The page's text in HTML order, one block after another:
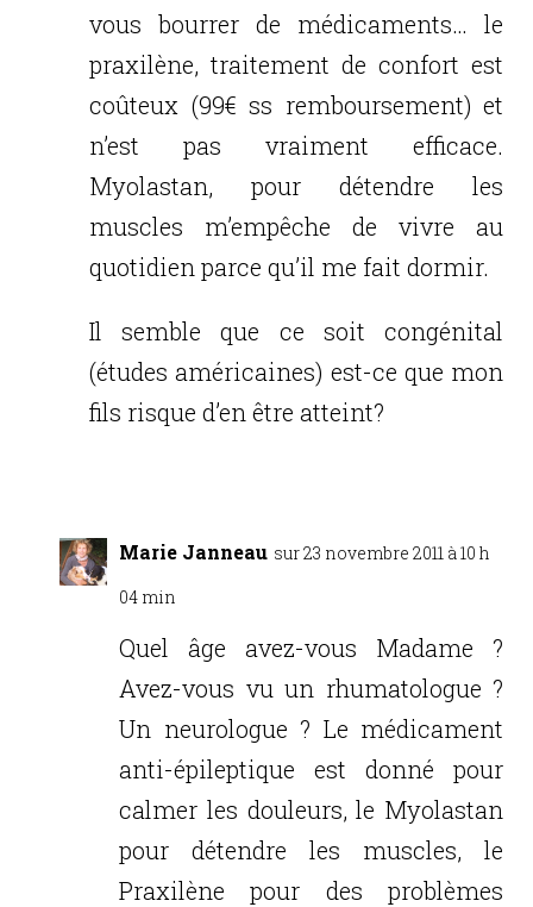
vous bourrer de médicaments… le
praxilène, traitement de confort est
coûteux (99€ ss remboursement) et
n’est pas vraiment efficace.
Myolastan, pour détendre les
muscles m’empêche de vivre au
quotidien parce qu’il me fait dormir.
Il semble que ce soit congénital
(études américaines) est-ce que mon
fils risque d’en être atteint?
Marie Janneau sur 23 novembre 2011 à 10 h
04 min
Quel âge avez-vous Madame ?
Avez-vous vu un rhumatologue ?
Un neurologue ? Le médicament
anti-épileptique est donné pour
calmer les douleurs, le Myolastan
pour détendre les muscles, le
Praxilène pour des problèmes